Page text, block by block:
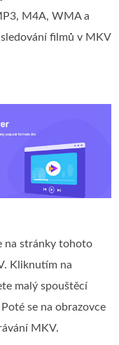
M4A, WMA a
filmů v MKV
na stránky tohoto
Kliknutím na
malý spouštěcí
se na obrazovce
MKV.